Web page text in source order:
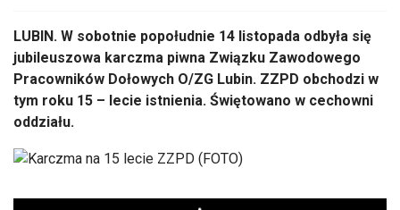
LUBIN. W sobotnie popołudnie 14 listopada odbyła się
jubileuszowa karczma piwna Związku Zawodowego
Pracowników Dołowych O/ZG Lubin. ZZPD obchodzi w
tym roku 15 – lecie istnienia. Świętowano w cechowni
oddziału.